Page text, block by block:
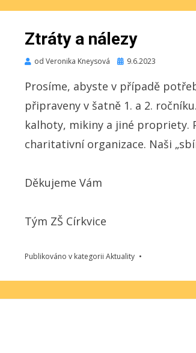
Ztráty a nálezy
od Veronika Kneysová Publikováno
9.6.2023
Prosíme, abyste v případě
připraveny v šatně 1. a 2.
kalhoty, mikiny a jiné propriety.
charitativní organizace. Naši
Děkujeme Vám
Tým ZŠ Církvice
Publikováno v kategorii Aktuality